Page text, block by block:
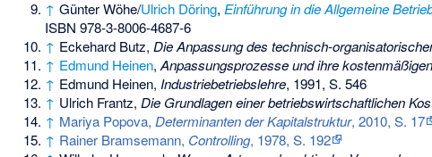
↑ Günter Wöhe/Ulrich Döring, Einführung in die Allgemeine
ISBN 978-3-8006-4687-6
↑ Eckehard Butz, Die Anpassung des technisch-
↑ Edmund Heinen,Anpassungsprozesse und ihre
↑ Edmund Heinen, Industriebetriebslehre, 1991, S. 546
↑ Ulrich Frantz, Die Grundlagen einer betriebswirtschaftlichen
↑ Mariya Popova, Determinanten der Kapitalstruktur, 2010, S. 17
↑ Rainer Bramsemann, Controlling, 1978, S. 192